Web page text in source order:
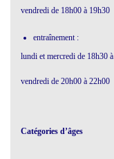
vendredi de 18h00 à 19h30
entraînement :
lundi et mercredi de 18h30
vendredi de 20h00 à 22h00
Catégories d’âges